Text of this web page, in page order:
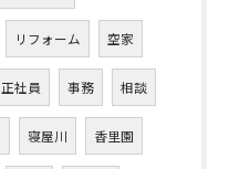
リフォーム 空家
正社員 事務 相談
寝屋川 香里園